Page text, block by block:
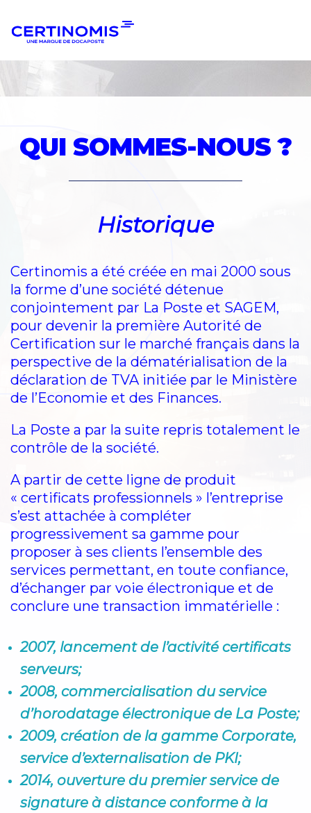
à
navigation
au
QUI SOMMES-NOUS ?
Historique
Certinomis a été créée en mai 2000 sous
la forme d’une société détenue
conjointement par La Poste et SAGEM,
pour devenir la première Autorité de
Certification sur le marché français dans la
perspective de la dématérialisation de la
déclaration de TVA initiée par le Ministère
de l’Economie et des Finances.
La Poste a par la suite repris totalement le
contrôle de la société.
A partir de cette ligne de produit
« certificats professionnels » l’entreprise
s’est attachée à compléter
progressivement sa gamme pour
proposer à ses clients l’ensemble des
services permettant, en toute confiance,
d’échanger par voie électronique et de
conclure une transaction immatérielle :
2007, lancement de l’activité certificats
serveurs;
2008, commercialisation du service
d’horodatage électronique de La Poste;
2009, création de la gamme Corporate,
service d’externalisation de PKI;
2014, ouverture du premier service de
signature à distance conforme à la